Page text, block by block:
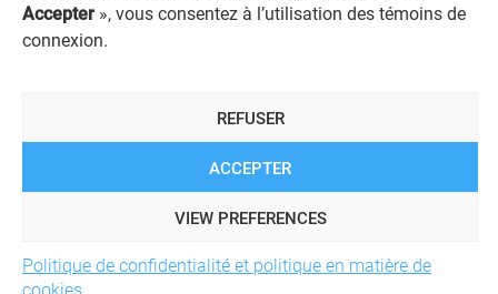
Accepter », vous consentez à l’utilisation des témoins de
connexion.
ACCEPTER
REFUSER
VIEW PREFERENCES
Politique de confidentialité et politique en matière de
cookies
AVIS JURIDIQUE GÉNÉRAL
AVIS À L'USAGER
REGISTRE DES CONFLITS D'INTÉRÊTS
LIENS UTILES
© 2026 Société de services financiers Fonds FMOQ inc.Tous
droits réservés.